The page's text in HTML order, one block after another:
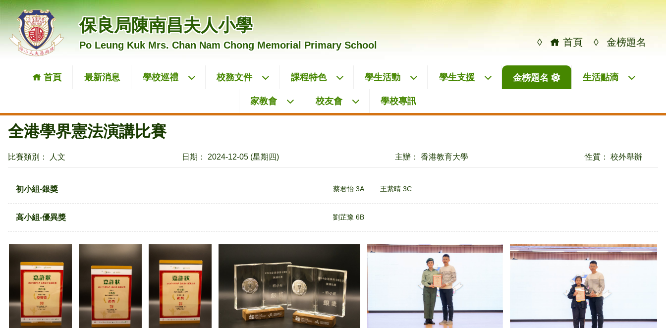
保良局陳南昌夫人小學
Po Leung Kuk Mrs. Chan Nam Chong Memorial Primary School ◊ 首頁 ◊ 金榜題名
首頁 最新消息 學校巡禮 校務文件 課程特色 學生活動 學生支援 金榜題名 生活點滴
家教會 校友會 學校專訊
全港學界憲法演講比賽
比賽類別： 人文 日期： 2024-12-05 (星期四) 主辦： 香港教育大學 性質： 校外舉辦
初小組-銀獎 蔡君怡 3A 王紫晴 3C
高小組-優異獎 劉芷豫 6B